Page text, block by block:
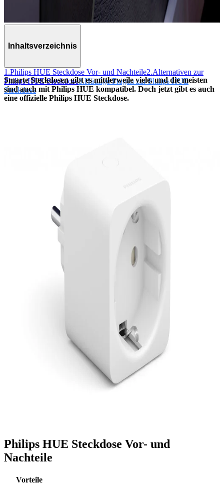
Inhaltsverzeichnis
1.Philips HUE Steckdose Vor- und Nachteile2.Alternativen zur
Philips HUE Steckdose3.Häufige Fragen zur Philips HUE
Steckdose
Smarte Steckdosen gibt es mittlerweile viele, und die meisten
sind auch mit Philips HUE kompatibel. Doch jetzt gibt es auch
eine offizielle Philips HUE Steckdose.
Philips HUE Steckdose Vor- und
Nachteile
Vorteile